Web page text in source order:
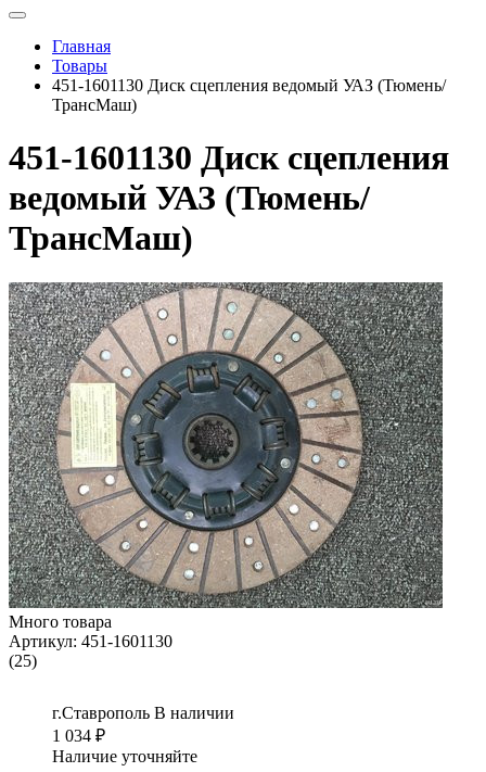
Главная
Товары
451-1601130 Диск сцепления ведомый УАЗ (Тюмень/
ТрансМаш)
451-1601130 Диск сцепления
ведомый УАЗ (Тюмень/
ТрансМаш)
Много товара
Артикул: 451-1601130
(25)
г.Ставрополь В наличии
1 034 ₽
Наличие уточняйте